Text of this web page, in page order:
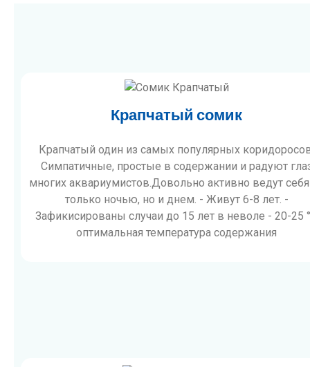
Крапчатый сомик
Крапчатый один из самых популярных
Симпатичные, простые в содержании и радуют
многих аквариумистов.Довольно активно ведут
только ночью, но и днем. - Живут 6-8 лет. -
Зафикисированы случаи до 15 лет в неволе - 20-25
оптимальная температура содержания